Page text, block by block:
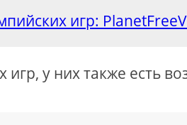
игр:
у них также есть